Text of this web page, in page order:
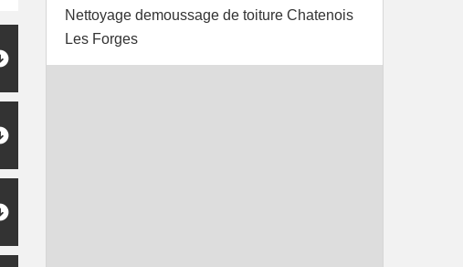
Nettoyage demoussage de toiture Chatenois
Les Forges